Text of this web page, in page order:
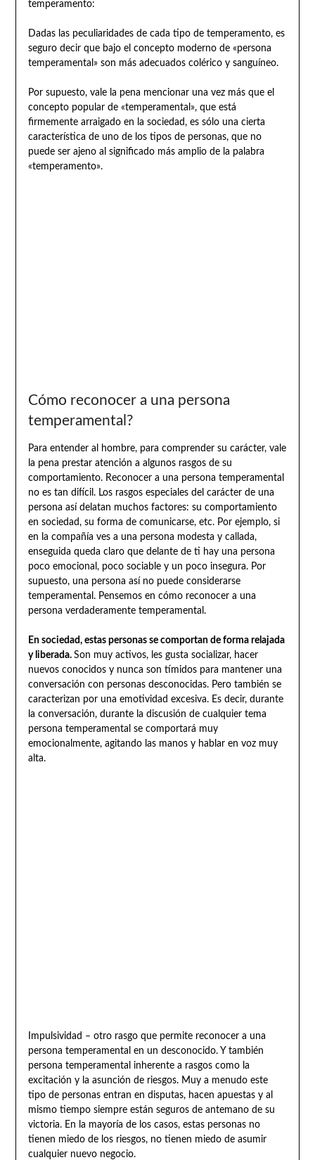
temperamento:
Dadas las peculiaridades de cada tipo de temperamento, es
seguro decir que bajo el concepto moderno de «persona
temperamental» son más adecuados colérico y sanguíneo.
Por supuesto, vale la pena mencionar una vez más que el
concepto popular de «temperamental», que está
firmemente arraigado en la sociedad, es sólo una cierta
característica de uno de los tipos de personas, que no
puede ser ajeno al significado más amplio de la palabra
«temperamento».
Cómo reconocer a una persona
temperamental?
Para entender al hombre, para comprender su carácter, vale
la pena prestar atención a algunos rasgos de su
comportamiento. Reconocer a una persona temperamental
no es tan difícil. Los rasgos especiales del carácter de una
persona así delatan muchos factores: su comportamiento
en sociedad, su forma de comunicarse, etc. Por ejemplo, si
en la compañía ves a una persona modesta y callada,
enseguida queda claro que delante de ti hay una persona
poco emocional, poco sociable y un poco insegura. Por
supuesto, una persona así no puede considerarse
temperamental. Pensemos en cómo reconocer a una
persona verdaderamente temperamental.
En sociedad, estas personas se comportan de forma relajada
y liberada. Son muy activos, les gusta socializar, hacer
nuevos conocidos y nunca son tímidos para mantener una
conversación con personas desconocidas. Pero también se
caracterizan por una emotividad excesiva. Es decir, durante
la conversación, durante la discusión de cualquier tema
persona temperamental se comportará muy
emocionalmente, agitando las manos y hablar en voz muy
alta.
Impulsividad – otro rasgo que permite reconocer a una
persona temperamental en un desconocido. Y también
persona temperamental inherente a rasgos como la
excitación y la asunción de riesgos. Muy a menudo este
tipo de personas entran en disputas, hacen apuestas y al
mismo tiempo siempre están seguros de antemano de su
victoria. En la mayoría de los casos, estas personas no
tienen miedo de los riesgos, no tienen miedo de asumir
cualquier nuevo negocio.